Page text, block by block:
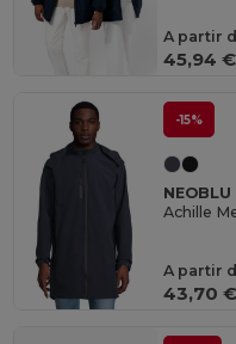
A partir
45,94 €
-15%
Achille
A partir
43,70